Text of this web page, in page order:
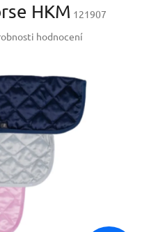
HKM 121907
hodnocení